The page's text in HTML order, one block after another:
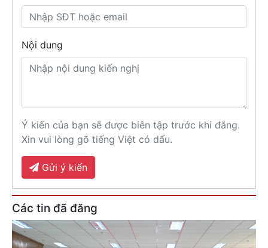
Nội dung
Ý kiến của bạn sẽ được biên tập trước khi đăng.
Xin vui lòng gõ tiếng Việt có dấu.
Gửi ý kiến
Các tin đã đăng